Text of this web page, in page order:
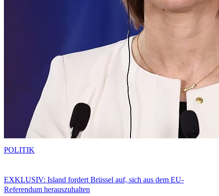
EXKLUSIV: Island fordert Brüssel auf, sich aus dem EU-
Referendum herauszuhalten
POLITIK